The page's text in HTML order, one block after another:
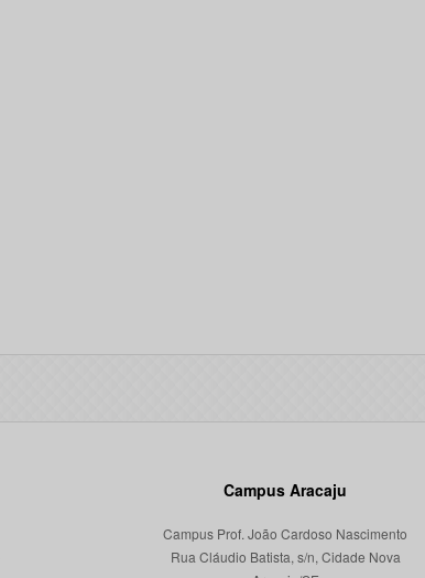
Campus Aracaju
Campus Prof. João Cardoso Nascimento
Rua Cláudio Batista, s/n, Cidade Nova